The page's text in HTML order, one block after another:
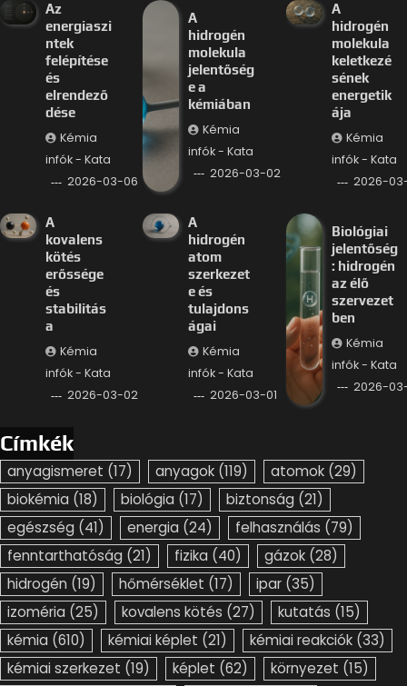
Az
energiaszi
ntek
felépítése
és
elrendező
dése
Kémia
infók - Kata
2026-03-06
A
hidrogén
molekula
jelentőség
e a
kémiában
Kémia
infók - Kata
2026-03-02
A
hidrogén
molekula
keletkezé
sének
energetik
ája
Kémia
infók - Kata
2026-
A
kovalens
kötés
erőssége
és
stabilitás
a
Kémia
infók - Kata
2026-03-02
A
hidrogén
atom
szerkezet
e és
tulajdons
ágai
Kémia
infók - Kata
2026-03-01
Biológiai
jelentőség
: hidrogén
az élő
szervezet
ben
Kémia
infók - Kata
2026-
Címkék
anyagismeret (17) anyagok (119) atomok (29)
biokémia (18) biológia (17) biztonság (21)
egészség (41) energia (24) felhasználás (79)
fenntarthatóság (21) fizika (40) gázok (28)
hidrogén (19) hőmérséklet (17) ipar (35)
izoméria (25) kovalens kötés (27) kutatás (15)
kémia (610) kémiai képlet (21) kémiai reakciók (33)
kémiai szerkezet (19) képlet (62) környezet (15)